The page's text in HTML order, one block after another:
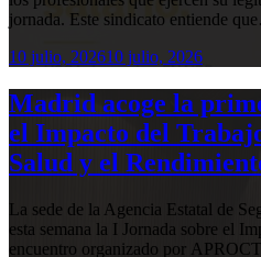
jornada. Este sindicato entiende
10 julio, 202610 julio, 2026
Madrid acoge la
el Impacto del
Salud y el
La sede de la Agencia Estatal de
esta semana la I Jornada sobre el
encuentro organizado por